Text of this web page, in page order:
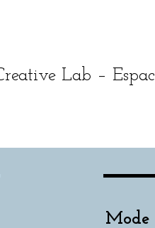
Lab –
Mode